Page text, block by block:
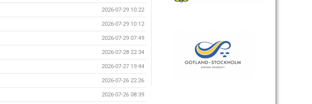
2026-07-29 10:22
2026-07-29 10:12
2026-07-29 07:49
2026-07-28 22:34
2026-07-27 19:44
2026-07-26 22:26
2026-07-26 08:39